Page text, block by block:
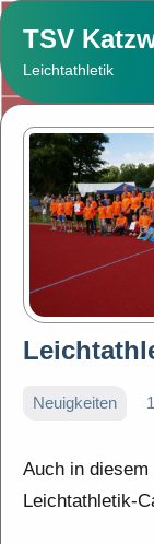
Zum
Inhalt
springen
TSV
Leichtathletik
Neuigkeiten
Auch in
Leichtathletik-